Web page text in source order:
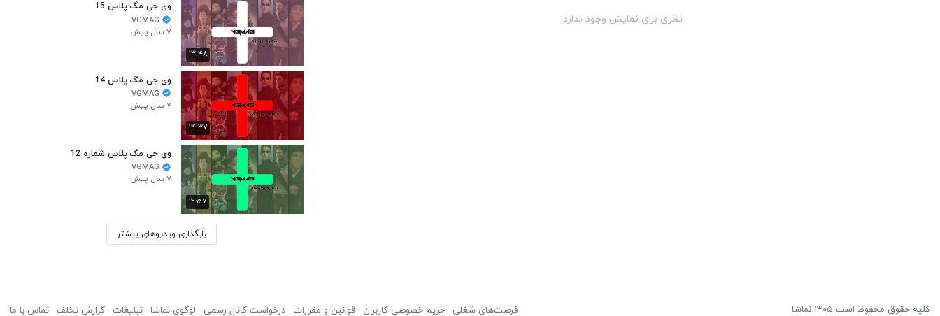
نظری برای نمایش وجود ندارد.
۱۳:۴۸
وی جی مگ پلاس 15
VGMAG
۷ سال پیش
۱۴:۳۷
وی جی مگ پلاس 14
VGMAG
۷ سال پیش
۱۲:۵۷
وی جی مگ پلاس شماره 12
VGMAG
۷ سال پیش
بارگذاری ویدیوهای بیشتر
کلیه حقوق محفوظ است ۱۴۰۵ نماشا فرصت‌های شغلی حریم خصوصی کاربران قوانین و مقررات درخواست کانال رسمی لوگوی نماشا تبلیغات گزارش تخلف تماس با ما